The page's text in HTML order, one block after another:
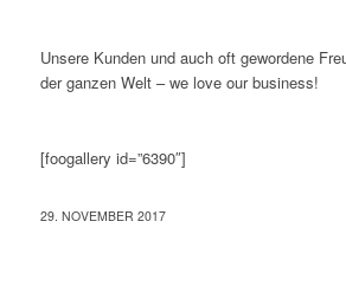
Unsere Kunden und auch oft gewordene
der ganzen Welt – we love our business!
[foogallery id=”6390″]
29. NOVEMBER 2017